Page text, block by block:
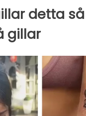
detta
gillar